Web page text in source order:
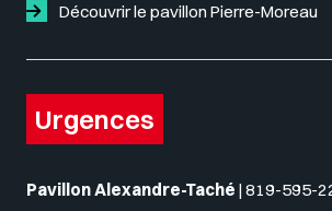
Découvrir le pavillon Pierre-Moreau
Urgences
Pavillon Alexandre-Taché | 819-595-